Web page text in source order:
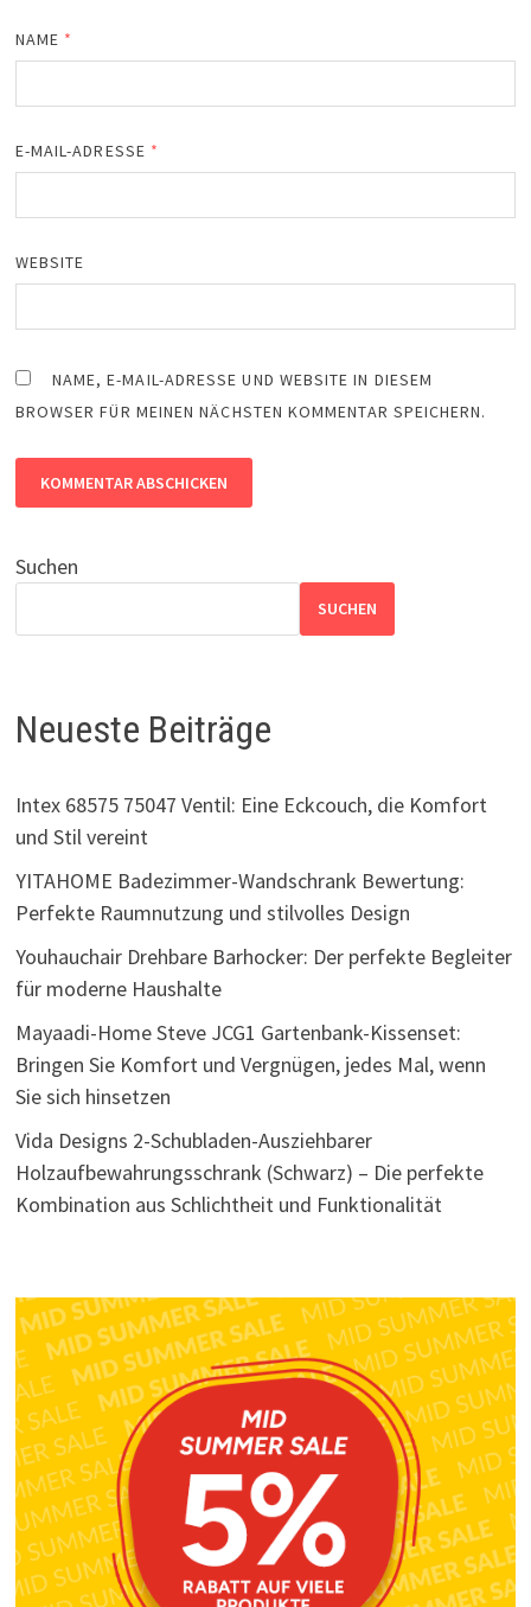
NAME *
E-MAIL-ADRESSE *
WEBSITE
NAME, E-MAIL-ADRESSE UND WEBSITE IN DIESEM
BROWSER FÜR MEINEN NÄCHSTEN KOMMENTAR SPEICHERN.
Suchen
SUCHEN
Neueste Beiträge
Intex 68575 75047 Ventil: Eine Eckcouch, die Komfort
und Stil vereint
YITAHOME Badezimmer-Wandschrank Bewertung:
Perfekte Raumnutzung und stilvolles Design
Youhauchair Drehbare Barhocker: Der perfekte Begleiter
für moderne Haushalte
Mayaadi-Home Steve JCG1 Gartenbank-Kissenset:
Bringen Sie Komfort und Vergnügen, jedes Mal, wenn
Sie sich hinsetzen
Vida Designs 2-Schubladen-Ausziehbarer
Holzaufbewahrungsschrank (Schwarz) – Die perfekte
Kombination aus Schlichtheit und Funktionalität